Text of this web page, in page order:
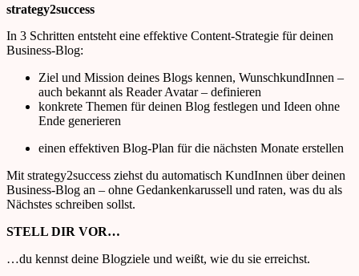
strategy2success
In 3 Schritten entsteht eine effektive Content-Strategie für deinen
Business-Blog:
Ziel und Mission deines Blogs kennen, WunschkundInnen –
auch bekannt als Reader Avatar– definieren
konkrete Themen für deinen Blog festlegen und Ideen ohne
Ende generieren
einen effektiven Blog-Plan für die nächsten Monate erstellen
Mit strategy2success ziehst du automatisch KundInnen über deinen
Business-Blog an – ohne Gedankenkarussell und raten, was du als
Nächstes schreiben sollst.
STELL DIR VOR…
…du kennst deine Blogziele und weißt, wie du sie erreichst.